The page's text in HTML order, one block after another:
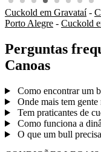
Cuckold em Gravataí-
Porto Alegre - Cuckold
Perguntas
Canoas
Como encontrar um
Onde mais tem
Tem praticantes de
Como funciona a
O que um bull